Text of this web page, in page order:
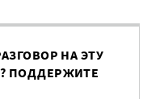
НА ЭТУ
ПОДДЕРЖИТЕ